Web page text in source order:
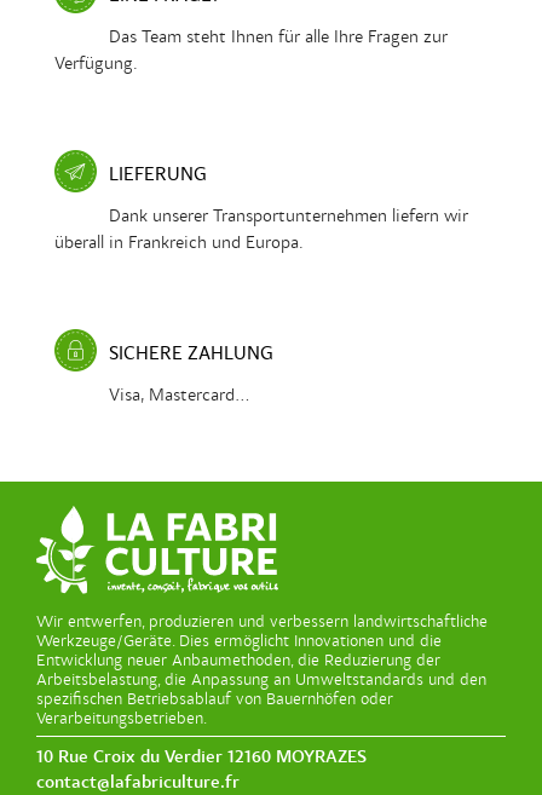
Das Team steht Ihnen für alle Ihre Fragen zur
Verfügung.
LIEFERUNG
Dank unserer Transportunternehmen liefern wir
überall in Frankreich und Europa.
SICHERE ZAHLUNG
Visa, Mastercard...
Wir entwerfen, produzieren und verbessern landwirtschaftliche
Werkzeuge/Geräte. Dies ermöglicht Innovationen und die
Entwicklung neuer Anbaumethoden, die Reduzierung der
Arbeitsbelastung, die Anpassung an Umweltstandards und den
spezifischen Betriebsablauf von Bauernhöfen oder
Verarbeitungsbetrieben.
10 Rue Croix du Verdier 12160 MOYRAZES
contact@lafabriculture.fr